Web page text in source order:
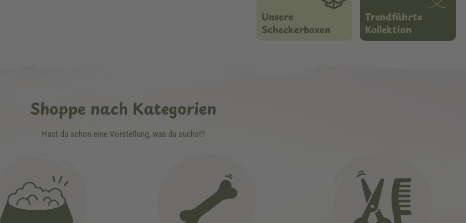
Unsere
Scheckerboxen
Trendfährte
Kollektion
Shoppe nach Kategorien
Hast du schon eine Vorstellung, was du suchst?